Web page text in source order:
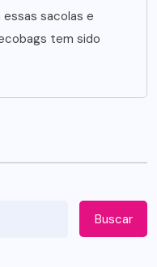
essas sacolas e
tem sido
Buscar